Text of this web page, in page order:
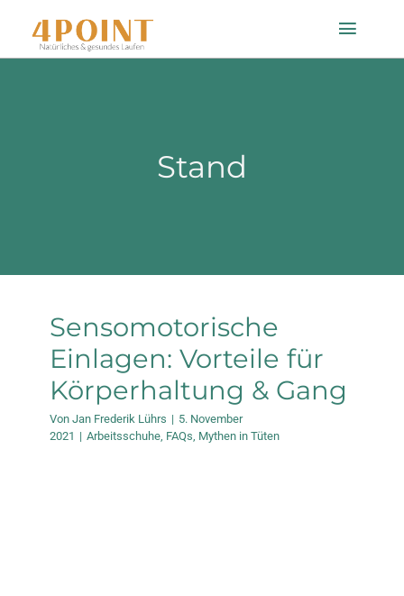
Inhalt
Toggle
Technologie
Mein Konto
Shop
Stand
Sensomotorische
Einlagen: Vorteile für
Körperhaltung & Gang
Von Jan Frederik Lührs | 5. November
2021 | Arbeitsschuhe FAQs Mythen in Tüten